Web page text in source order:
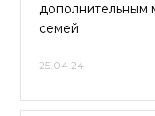
семей
25.04.24